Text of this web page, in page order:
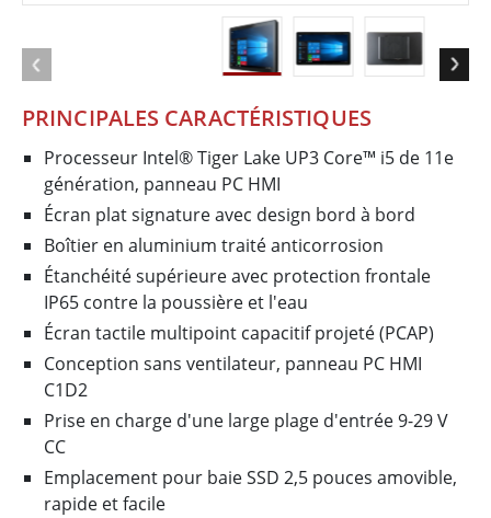
PRINCIPALES CARACTÉRISTIQUES
Processeur Intel® Tiger Lake UP3 Core™ i5 de 11e
génération, panneau PC HMI
Écran plat signature avec design bord à bord
Boîtier en aluminium traité anticorrosion
Étanchéité supérieure avec protection frontale
IP65 contre la poussière et l'eau
Écran tactile multipoint capacitif projeté (PCAP)
Conception sans ventilateur, panneau PC HMI
C1D2
Prise en charge d'une large plage d'entrée 9-29 V
CC
Emplacement pour baie SSD 2,5 pouces amovible,
rapide et facile